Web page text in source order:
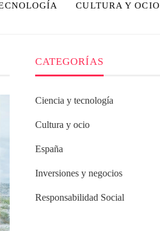
CULTURA Y OCIO
CATEGORÍAS
Ciencia y tecnología
Cultura y ocio
España
Inversiones y negocios
Responsabilidad Social